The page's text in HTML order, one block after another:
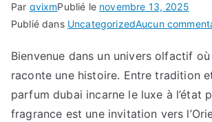
Par qvixmPublié le novembre 13, 2025
Publié dans UncategorizedAucun
Bienvenue dans un univers olfactif
raconte une histoire. Entre tradition
parfum dubai incarne le luxe à l’état
fragrance est une invitation vers